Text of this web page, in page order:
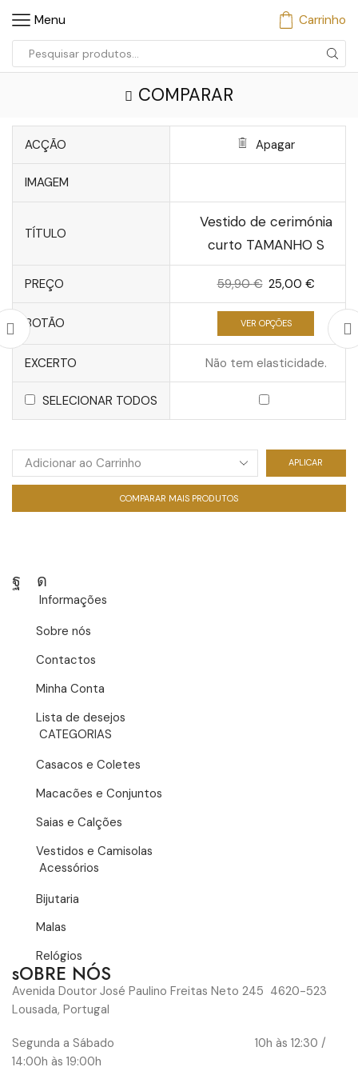
Menu Carrinho
pesquisa
COMPARAR
ACÇÃO Apagar
IMAGEM
TÍTULO
Vestido de cerimónia
curto TAMANHO S
PREÇO 59,90€ O
preço
original
era:
59,90 €.
25,00 €
preço
atual
é:
25,00
BOTÃO VER OPÇÕES
EXCERTO Não tem elasticidade.
SELECIONAR TODOS
APLICAR
COMPARAR MAIS PRODUTOS
Facebook
Instagram
Informações
Sobre nós
Contactos
Minha Conta
Lista de desejos
CATEGORIAS
Casacos e Coletes
Macacões e Conjuntos
Saias e Calções
Vestidos e Camisolas
Acessórios
Bijutaria
Malas
Relógios
sOBRE NÓS
Avenida Doutor José Paulino Freitas Neto 245 4620-523
Lousada, Portugal
Segunda a Sábado 10h às 12:30 /
14:00h às 19:00h